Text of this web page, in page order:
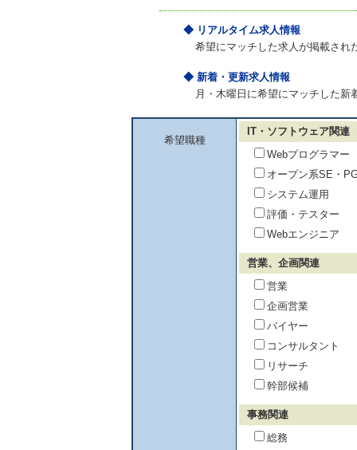
◆ リアルタイム求人情報
希望にマッチした求人が掲載され
◆ 新着・更新求人情報
月・木曜日に希望にマッチした
希望職種
IT・ソフトウェア関連
Webプログラマー
オープン系SE・
システム運用
評価・テスター
Webエンジニア
営業、企画関連
営業
企画営業
バイヤー
コンサルタント
リサーチ
幹部候補
事務関連
総務